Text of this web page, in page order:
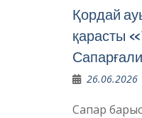
Қордай
қарасты
26.06.2026
Сапар